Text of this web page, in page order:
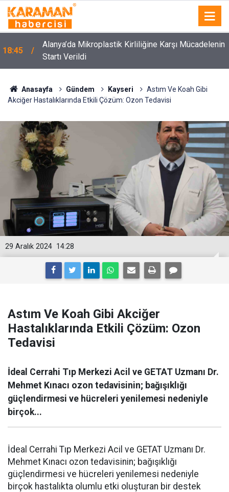
18:45
Alanya’da Mikroplastik Kirliliğine Karşı Mücadelenin
Startı Verildi
Anasayfa Gündem Kayseri
Astım Ve Koah Gibi
Akciğer Hastalıklarında Etkili Çözüm: Ozon Tedavisi
14:28
29 Aralık 2024
Astım Ve Koah Gibi Akciğer
Hastalıklarında Etkili Çözüm: Ozon
Tedavisi
İdeal Cerrahi Tıp Merkezi Acil ve GETAT Uzmanı Dr.
Mehmet Kınacı ozon tedavisinin; bağışıklığı
güçlendirmesi ve hücreleri yenilemesi nedeniyle
birçok...
İdeal Cerrahi Tıp Merkezi Acil ve GETAT Uzmanı Dr.
Mehmet Kınacı ozon tedavisinin; bağışıklığı
güçlendirmesi ve hücreleri yenilemesi nedeniyle
birçok hastalıkta olumlu etki oluşturan bir destek